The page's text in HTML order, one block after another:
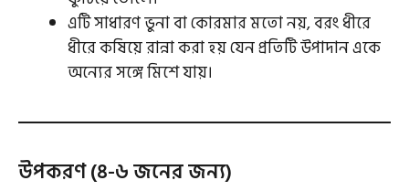
এটি সাধারণ ভুনা বা কোরমার মতো নয়, বরং ধীরে
ধীরে কষিয়ে রান্না করা হয় যেন প্রতিটি উপাদান একে
অন্যের সঙ্গে মিশে যায়।
উপকরণ (৪-৬ জনের জন্য)